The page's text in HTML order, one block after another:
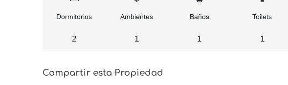
Dormitorios
2
Ambientes
1
Baños
1
Toilets
1
Compartir esta Propiedad